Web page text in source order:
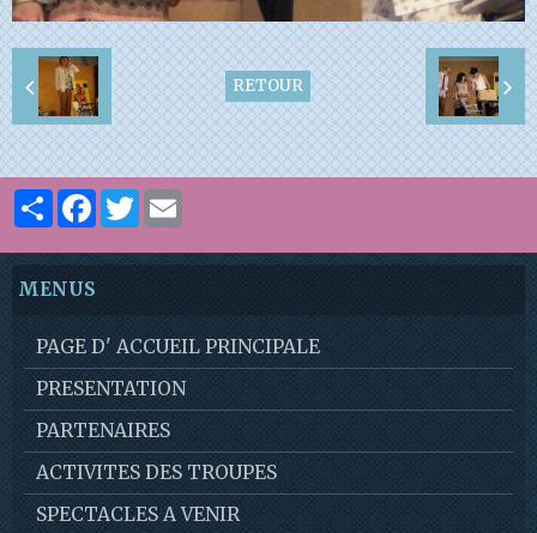
RETOUR
PartagerFacebook
Twitter
MENUS
PAGE D' ACCUEIL PRINCIPALE
PRESENTATION
PARTENAIRES
ACTIVITES DES TROUPES
SPECTACLES A VENIR